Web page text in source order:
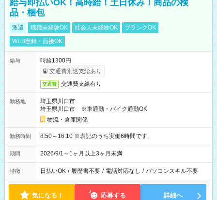
給与即払いOK！高時給！土日休み！商品の検
品・梱包
派遣 職種未経験OK 社会人未経験OK
ブランクOK
WEB登録・面接OK
給与
時給1300円
交通費別途支給あり
交通費 交通費支給有り
勤務地
埼玉県川口市
埼玉県川口市 ※車通勤・バイク通勤OK
物流・倉庫関係
勤務時間 8:50～16:10 ※表記のうち実働6時間です。
期間 2026/9/1～1ヶ月以上3ヶ月未満
特徴 日払いOK / 履歴書不要 / 電話対応なし / パソコンスキル不要
気になる！ 応募する 詳細へ